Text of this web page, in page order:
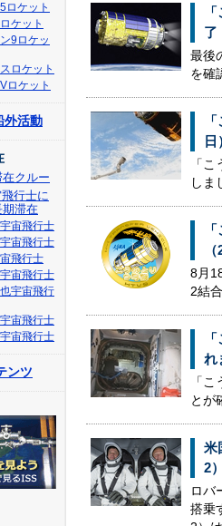
ロケット
ケット
9ロケッ
ロケット
ロケット
外活動
在クルー
行士に
期滞在
宙飛行士
宙飛行士
飛行士
宙飛行士
宇宙飛行
宙飛行士
宙飛行士
ンツ
了
最後
を確
日
「
しま
8月
2結
れ
「
とが
米
2
ロバ
搭乗